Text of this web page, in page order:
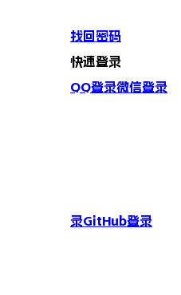
找回密码
快速登录
QQ登录微信登录
录GitHub登录